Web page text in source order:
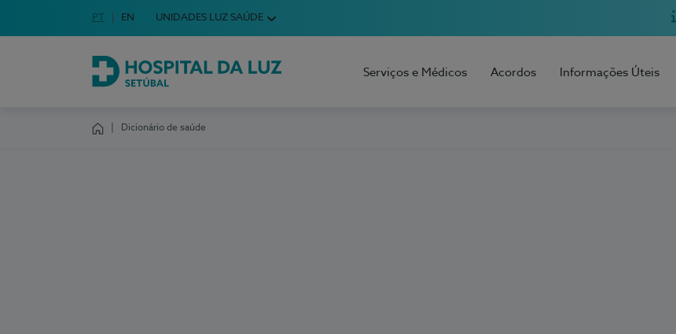
Escolha o seu idioma
Idioma em Português
PT English Language
EN UNIDADES LUZ SAÚDE
Hospital da Luz Setúbal
Serviços e Médicos Acordos Informações Úteis
Dicionário de saúde